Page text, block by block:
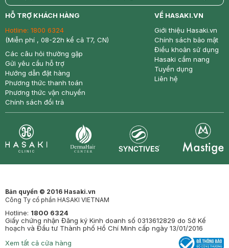
return nowfree price
HỖ TRỢ KHÁCH HÀNG
Hotline: 1800 6324
(Miễn phí , 08-22h kể cả T7, CN)
Các câu hỏi thường gặp
Gửi yêu cầu hỗ trợ
Hướng dẫn đặt hàng
Phương thức thanh toán
Phương thức vận chuyển
Chính sách đổi trả
VỀ HASAKI.VN
Giới thiệu Hasaki.vn
Chính sách bảo mật
Điều khoản sử dụng
Hasaki cẩm nang
Tuyển dụng
Liên hệ
Bản quyền © 2016 Hasaki.vn
Công Ty cổ phần HASAKI VIETNAM
Hotline: 1800 6324
Giấy chứng nhận Đăng ký Kinh doanh số 0313612829 do Sở Kế
hoạch và Đầu tư Thành phố Hồ Chí Minh cấp ngày 13/01/2016
Xem tất cả cửa hàng